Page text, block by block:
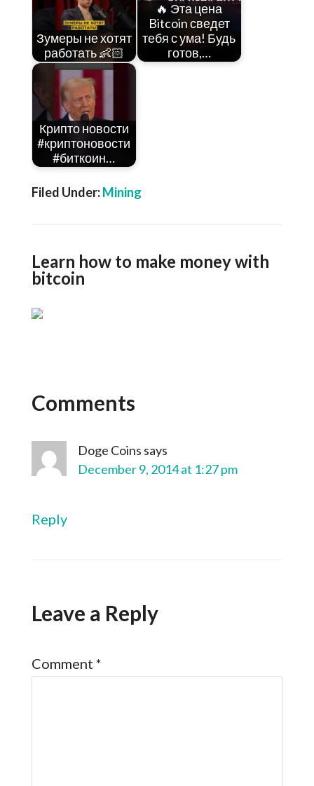
Зумеры не хотят
работать 👶🏻
🔥 Эта цена
Bitcoin сведет
тебя с ума! Будь
готов,…
Крипто новости
#криптоновости
#биткоин…
Filed Under:Mining
Learn how to make money with
bitcoin
Comments
Doge Coins says
December 9, 2014 at 1:27 pm
Reply
Leave a Reply
Comment *